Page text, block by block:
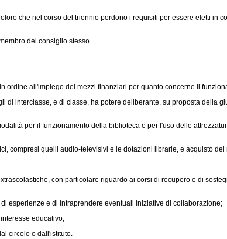
che nel corso del triennio perdono i requisiti per essere eletti in
del consiglio stesso.
all'impiego dei mezzi finanziari per quanto concerne il
interclasse, e di classe, ha potere deliberante, su proposta della
per il funzionamento della biblioteca e per l'uso delle
quelli audio-televisivi e le dotazioni librarie, e acquisto
con particolare riguardo ai corsi di recupero e di
esperienze e di intraprendere eventuali iniziative di collaborazione;
educativo;
circolo o dall'istituto.